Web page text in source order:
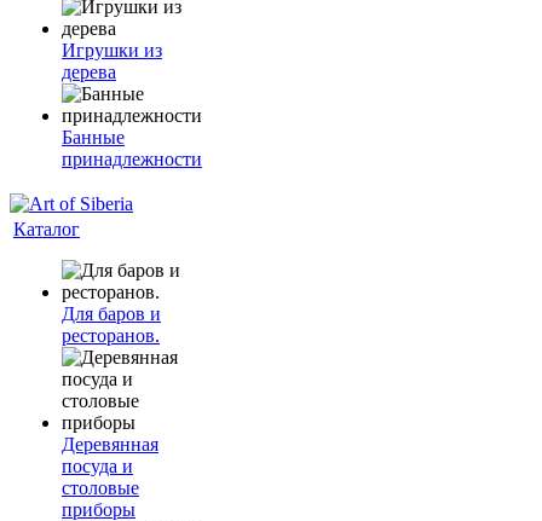
Игрушки из
дерева
Банные
принадлежности
Каталог
Для баров и
ресторанов.
Деревянная
посуда и
столовые
приборы